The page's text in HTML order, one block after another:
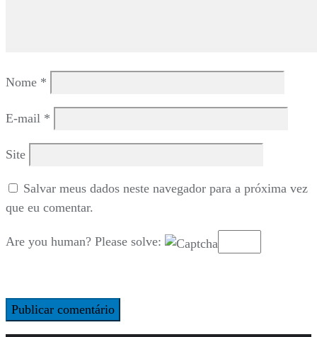
Nome *
E-mail *
Site
Salvar meus dados neste navegador para a próxima vez
que eu comentar.
Are you human? Please solve: